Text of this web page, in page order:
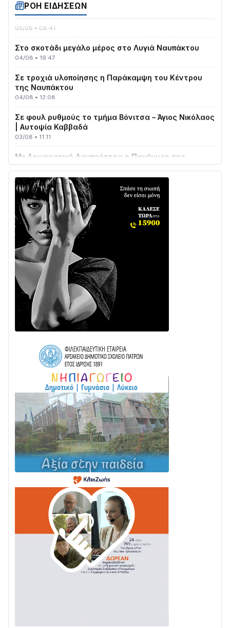
ΡΟΗ ΕΙΔΗΣΕΩΝ
ΤΟ ΠΑΡΤΥ ΣΥΝΕΧΙΖΕΤΑΙ…
05/08 • 08:41
04/08 • 19:47
της Ναυπάκτου
04/08 • 12:08
| Αυτοψία Καββαδά
03/08 • 11:11
Μεταμορφώσεως του Σωτήρος στο Γολέμι
03/08 • 07:45
Ενισχύεται η Πολιτική Προστασία στο Δήμο Αγρινίου
με δύο νέα υδροφόρα οχήματα
02/08 • 18:26
Διαβάστε την «Ναυπακτία» που κυκλοφορεί
31/07 • 08:16
Δωρίδα για Όλους: «Καμία εκχώρηση των νερών
στην ΕΥΔΑΠ»
28/07 • 21:46
Διαβάστε την «Ναυπακτία» που κυκλοφορεί
24/07 • 11:31
Γιορτή της Τράτας 2026 | Ερατεινή Δωρίδας:
Παράδοση, Χορός & Γλέντι!
ΤΟ ΠΑΡΤΥ ΣΥΝΕΧΙΖΕΤΑΙ…
05/08 • 08:41
Στο σκοτάδι μεγάλο μέρος στο Λυγιά Ναυπάκτου
04/08 • 19:47
Σε τροχιά υλοποίησης η Παράκαμψη του Κέντρου
της Ναυπάκτου
04/08 • 12:08
Σε φουλ ρυθμούς το τμήμα Βόνιτσα – Άγιος Νικόλαος
| Αυτοψία Καββαδά
Με Αρχιερατική Λαμπρότητα η Πανήγυρη της
Μεταμορφώσεως του Σωτήρος στο Γολέμι
03/08 • 07:45
Ενισχύεται η Πολιτική Προστασία στο Δήμο Αγρινίου
με δύο νέα υδροφόρα οχήματα
02/08 • 18:26